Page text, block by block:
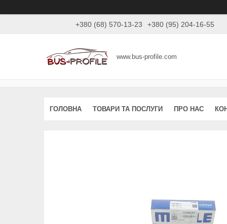
+380 (68) 570-13-23 +380 (95) 204-16-55
www.bus-profile.com
ГОЛОВНА ТОВАРИ ТА ПОСЛУГИ ПРО НАС